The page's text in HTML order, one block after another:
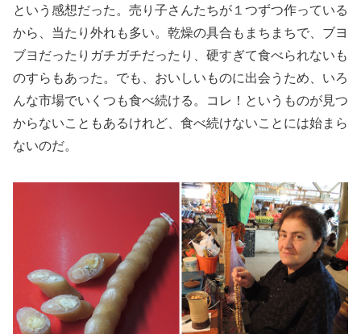
という感想だった。売り子さんたちが１つずつ作っている
から、当たり外れも多い。乾燥の具合もまちまちで、ブヨ
ブヨだったりガチガチだったり、硬すぎて食べられないも
のすらもあった。でも、おいしいものに出会うため、いろ
んな市場でいくつも食べ続ける。コレ！というものが見つ
からないこともあるけれど、食べ続けないことには始まら
ないのだ。